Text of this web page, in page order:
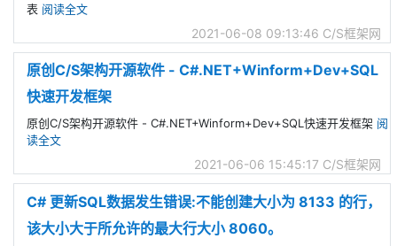
表 阅读全文
2021-06-08 09:13:46 C/S框架网
原创C/S架构开源软件 - C#.NET+Winform+Dev+SQL
快速开发框架
原创C/S架构开源软件 - C#.NET+Winform+Dev+SQL快速开发框架 阅
读全文
2021-06-06 15:45:17 C/S框架网
C# 更新SQL数据发生错误:不能创建大小为 8133 的行，
该大小大于所允许的最大行大小 8060。